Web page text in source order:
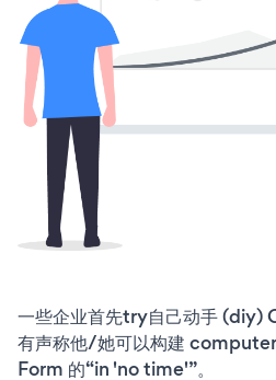
一些企业首先try自己动手 (diy)
有声称他/她可以构建
Form 的“in 'no time'”。